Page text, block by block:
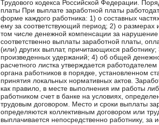
Трудового кодекса Российской Федерации.
платы При выплате заработной платы
форме каждого работника: 1) о составных
ему за соответствующий период; 2) о размерах
том числе денежной компенсации за нарушение
соответственно выплаты заработной платы,
(или) других выплат, причитающихся
произведенных удержаний; 4) об общей
расчетного листка утверждается
органа работников в порядке, установленном
принятия локальных нормативных актов.
как правило, в месте выполнения им работы
работником счет в банке на условиях,
трудовым договором. Место и сроки выплаты
определяются коллективным договором или
выплачивается непосредственно работнику, за